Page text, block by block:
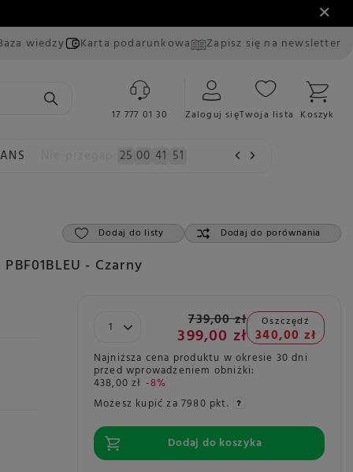
wiedzy Karta podarunkowa Zapisz się na newsletter
17 777 01 30 Zaloguj sięTwoja lista Koszyk
25 00 41 49
- Czarny
Dodaj do listy Dodaj do porównania
739,00 zł
399,00 zł
Oszczędź
340,00 zł
Najniższa cena produktu w okresie 30 dni
przed wprowadzeniem obniżki:
438,00 zł -8%
Możesz kupić za 7980 pkt.
Dodaj do koszyka